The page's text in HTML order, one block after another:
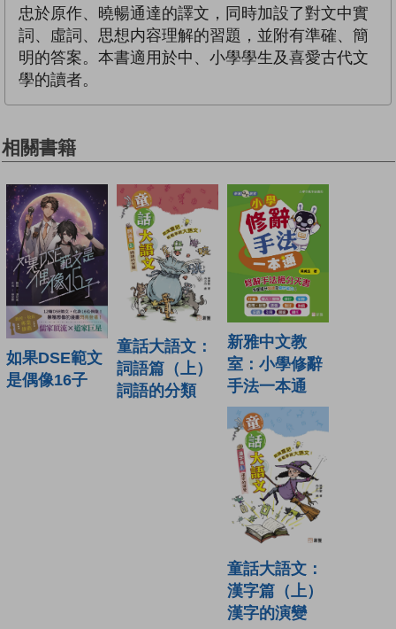
忠於原作、曉暢通達的譯文，同時加設了對文中實
詞、虛詞、思想内容理解的習題，並附有準確、簡
明的答案。本書適用於中、小學學生及喜愛古代文
學的讀者。
相關書籍
如果DSE範文
是偶像16子
童話大語文：
詞語篇（上）
詞語的分類
新雅中文教
室：小學修辭
手法一本通
童話大語文：
漢字篇（上）
漢字的演變